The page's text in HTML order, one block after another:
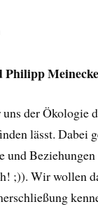
Meinecke
der Ökologie
lässt. Dabei
und
;)). Wir wollen